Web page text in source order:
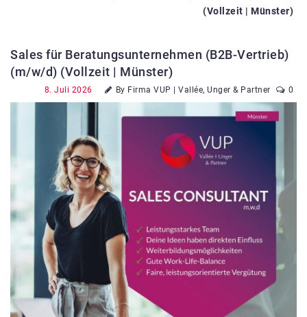
(Vollzeit | Münster)
Sales für Beratungsunternehmen (B2B-Vertrieb)
(m/w/d) (Vollzeit | Münster)
8. Juli 2026 By Firma VUP | Vallée, Unger & Partner 0